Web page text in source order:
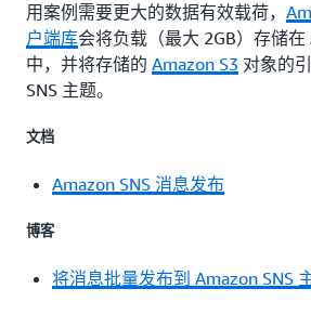
用案例需要更大的数据有效载荷，
户端库会将负载（最大 2GB）存储
中，并将存储的 Amazon S3 对象的
SNS 主题。
文档
Amazon SNS 消息发布
博客
将消息批量发布到 Amazon SNS